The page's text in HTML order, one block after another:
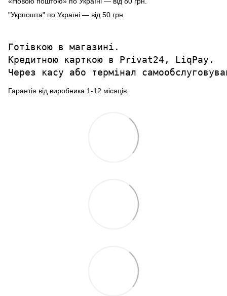
"Укрпошта" по Україні — від 50 грн.
Готівкою в магазині.
Кредитною карткою в Privat24, LiqPay.
Через касу або термінал
Гарантія від виробника 1-12 місяців.